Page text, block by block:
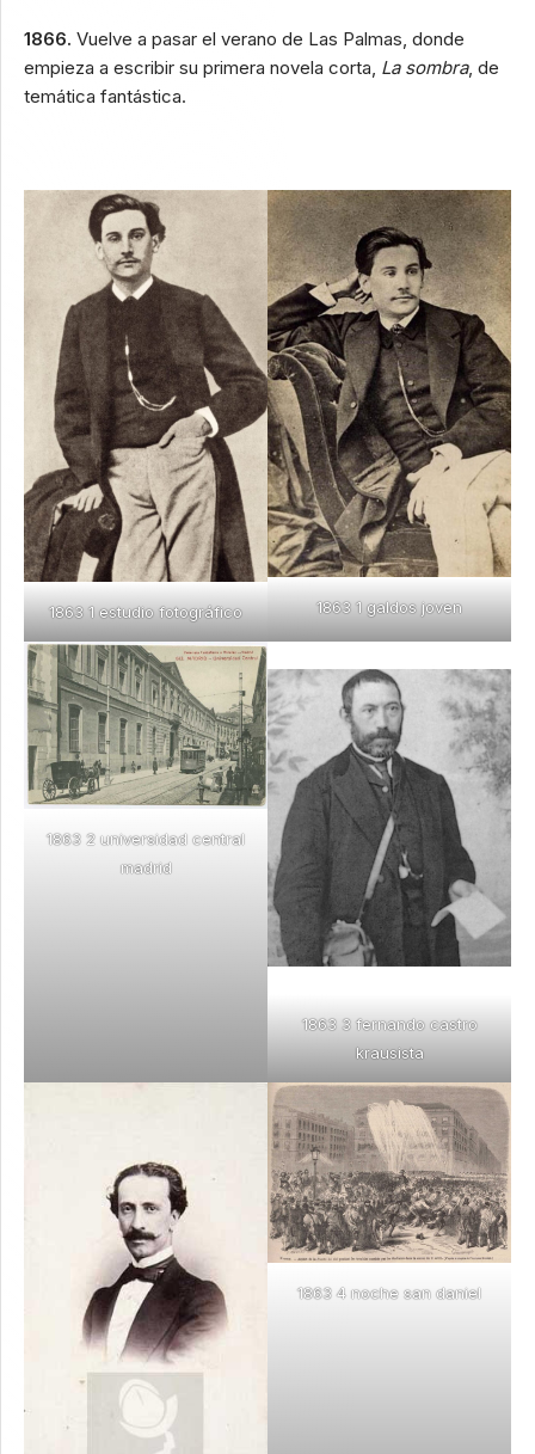
1866. Vuelve a pasar el verano de Las Palmas, donde
empieza a escribir su primera novela corta, La sombra, de
temática fantástica.
1863 1 estudio fotográfico 1863 1 galdos joven
1863 2 universidad central
madrid
1863 3 fernando castro
krausista
1863 4 noche san daniel